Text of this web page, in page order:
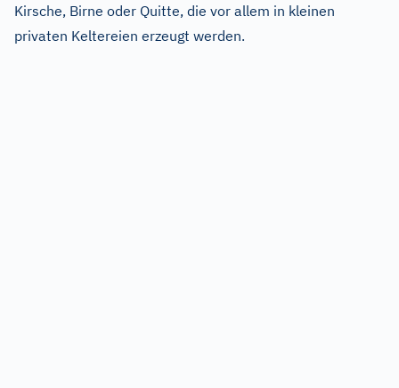
Kirsche, Birne oder Quitte, die vor allem in kleinen
privaten Keltereien erzeugt werden.